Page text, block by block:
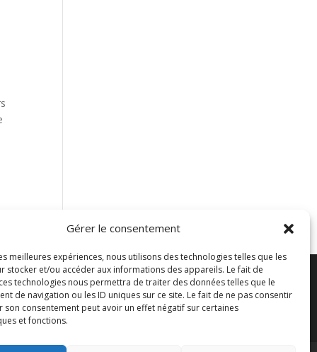
Gérer le consentement
meilleures expériences, nous utilisons des technologies telles que les
stocker et/ou accéder aux informations des appareils. Le fait de
technologies nous permettra de traiter des données telles que le
de navigation ou les ID uniques sur ce site. Le fait de ne pas consentir
son consentement peut avoir un effet négatif sur certaines
et fonctions.